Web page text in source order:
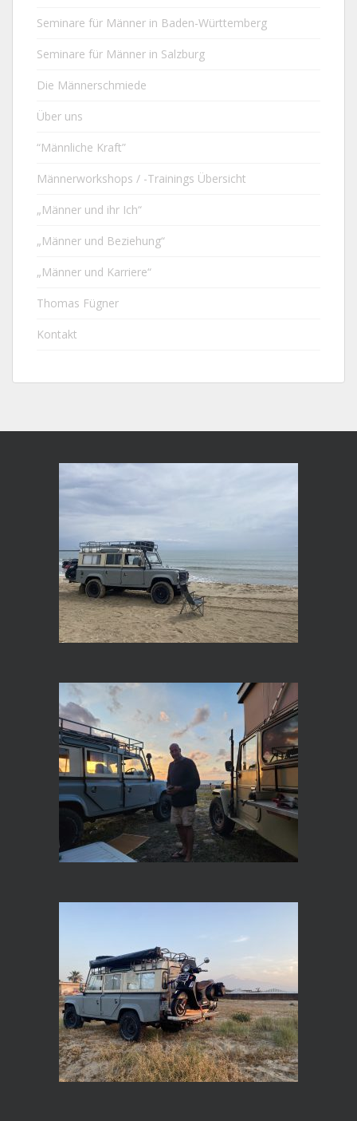
Seminare für Männer in Baden-Württemberg
Seminare für Männer in Salzburg
Die Männerschmiede
Über uns
“Männliche Kraft”
Männerworkshops / -Trainings Übersicht
„Männer und ihr Ich“
„Männer und Beziehung“
„Männer und Karriere“
Thomas Fügner
Kontakt